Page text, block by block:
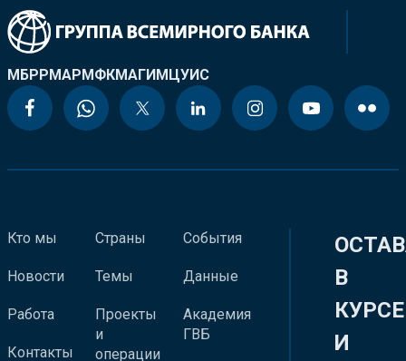
МБРРМАРМФКМАГИМЦУИС
Кто мы
Новости
Работа
Контакты
Страны
Темы
Проекты
и
операции
События
Данные
Академия
ГВБ
В
КУРСЕ
И